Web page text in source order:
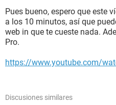
Pues bueno, espero que este
a los 10 minutos, así que
web in que te cueste nada.
Pro.
https://www.youtube.com/
Discusiones similares